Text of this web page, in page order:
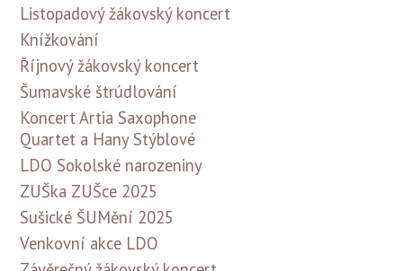
Listopadový žákovský koncert
Knížkování
Říjnový žákovský koncert
Šumavské štrúdlování
Koncert Artia Saxophone
Quartet a Hany Stýblové
LDO Sokolské narozeniny
ZUŠka ZUŠce 2025
Sušické ŠUMění 2025
Venkovní akce LDO